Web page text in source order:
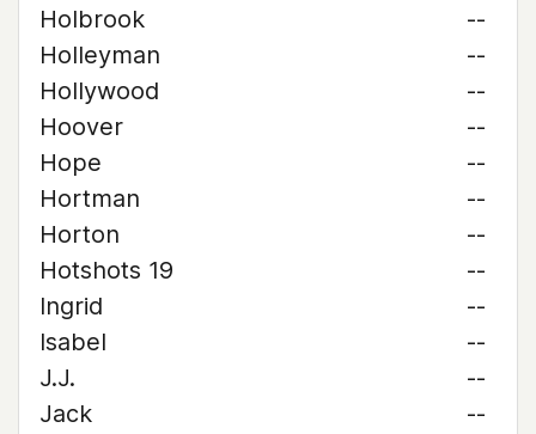
Holbrook
--
Holleyman
--
Hollywood
--
Hoover
--
Hope
--
Hortman
--
Horton
--
Hotshots 19
--
Ingrid
--
Isabel
--
J.J.
--
Jack
--